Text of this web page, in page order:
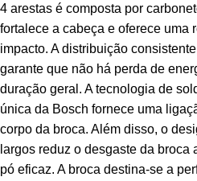
4 arestas é composta por
fortalece a cabeça e oferece uma
impacto. A distribuição
garante que não há perda de
duração geral. A tecnologia de
única da Bosch fornece uma
corpo da broca. Além disso, o
largos reduz o desgaste da broca
pó eficaz. A broca destina-se a